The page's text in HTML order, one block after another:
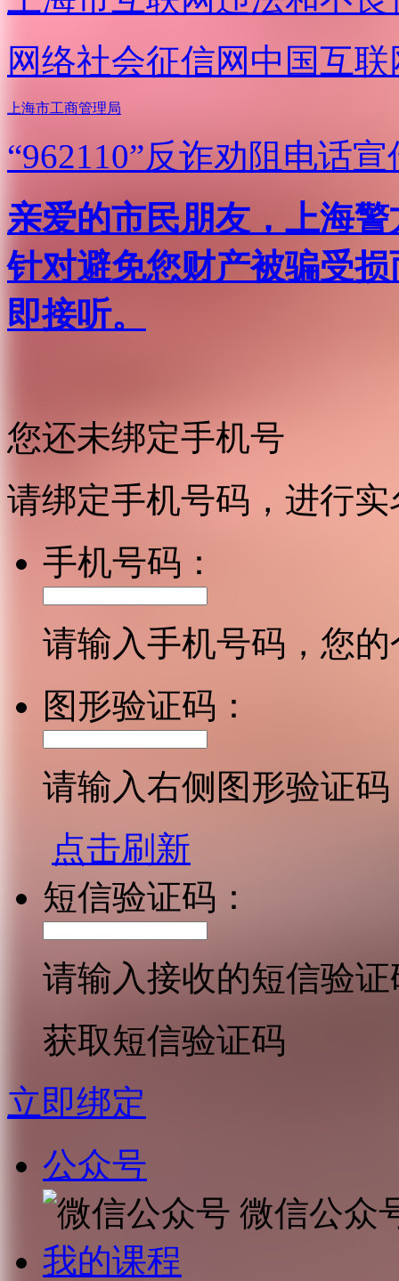
网络社会征信网 中国互
上海市工商管理局
“962110”反诈劝阻电话宣
亲爱的市民朋友，上海
针对避免您财产被骗受
即接听。
您还未绑定手机号
请绑定手机号码，进行
手机号码：
请输入手机号码，您
图形验证码：
请输入右侧图形验证码
点击刷新
短信验证码：
请输入接收的短信验证
获取短信验证码
立即绑定
公众号
微信公众
我的课程